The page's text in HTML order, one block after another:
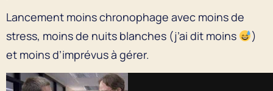
Lancement moins chronophage avec moins de
stress, moins de nuits blanches (j’ai dit moins
)
et moins d’imprévus à gérer.